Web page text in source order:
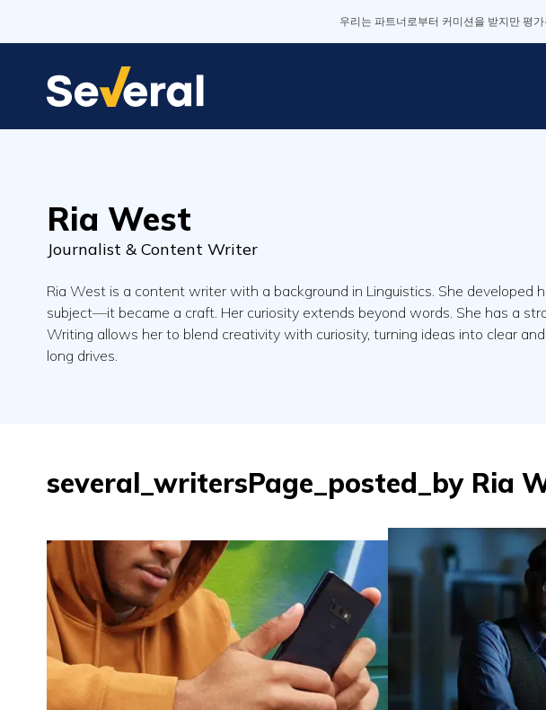
우리는 파트너로부터 커미션을 받지만 평
Ria West
Journalist & Content Writer
Ria West is a content writer with a background in Linguistics. She developed
subject—it became a craft. Her curiosity extends beyond words. She has a
Writing allows her to blend creativity with curiosity, turning ideas into clear
long drives.
several_writersPage_posted_by Ria